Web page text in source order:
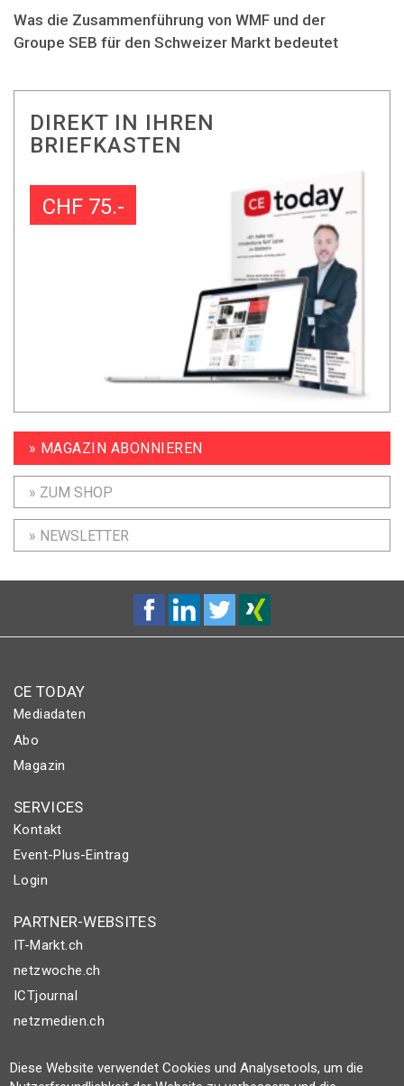
Was die Zusammenführung von WMF und der
Groupe SEB für den Schweizer Markt bedeutet
DIREKT IN IHREN
BRIEFKASTEN
CHF 75.-
» MAGAZIN ABONNIEREN
» ZUM SHOP
» NEWSLETTER
CE TODAY
Mediadaten
Abo
Magazin
SERVICES
Kontakt
Event-Plus-Eintrag
Login
PARTNER-WEBSITES
IT-Markt.ch
netzwoche.ch
ICTjournal
netzmedien.ch
© NETZMEDIEN AG 2026
Diese Website verwendet Cookies und Analysetools, um die